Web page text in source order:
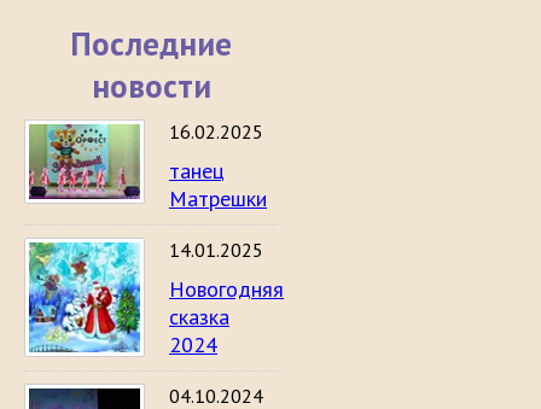
Последние
новости
16.02.2025
танец
Матрешки
14.01.2025
Новогодняя
сказка
2024
04.10.2024